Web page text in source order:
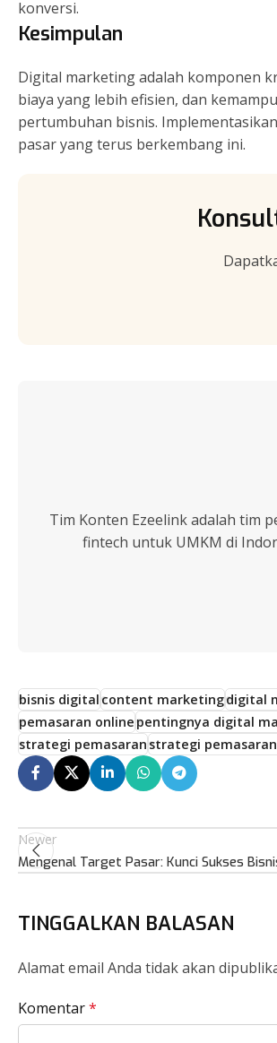
konversi.
Kesimpulan
Digital marketing adalah komponen
biaya yang lebih efisien, dan
pertumbuhan bisnis.
pasar yang terus berkembang ini.
Tim Konten Ezeelink adalah tim
fintech untuk UMKM di
bisnis digitalcontent marketingdigital
pemasaran onlinepentingnya digital
strategi pemasaranstrategi
Newer
Mengenal Target Pasar: Kunci Sukses
TINGGALKAN BALASAN
Alamat email Anda tidak akan
Komentar*